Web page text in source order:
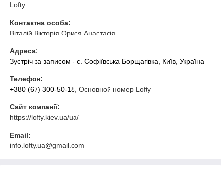
Lofty
Контактна особа:
Віталій Вікторія Орися Анастасія
Адреса:
Зустріч за записом - с. Софіївська Борщагівка, Київ, Україна
Телефон:
+380 (67) 300-50-18 , Основной номер Lofty
Сайт компанії:
https://lofty.kiev.ua/ua/
Email:
info.lofty.ua@gmail.com